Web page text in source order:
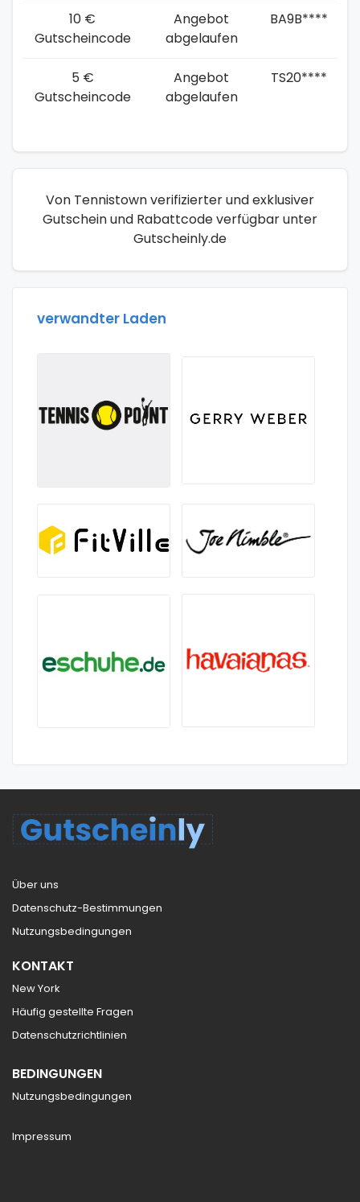
10 €
Gutscheincode
Angebot
abgelaufen
BA9B****
5 €
Gutscheincode
Angebot
abgelaufen
TS20****
Von Tennistown verifizierter und exklusiver
Gutschein und Rabattcode verfügbar unter
Gutscheinly.de
verwandter Laden
Über uns
Datenschutz-Bestimmungen
Nutzungsbedingungen
KONTAKT
New York
Häufig gestellte Fragen
Datenschutzrichtlinien
BEDINGUNGEN
Nutzungsbedingungen
Impressum